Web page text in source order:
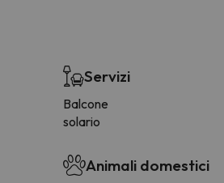
Servizi
Balcone
solario
Animali domestici